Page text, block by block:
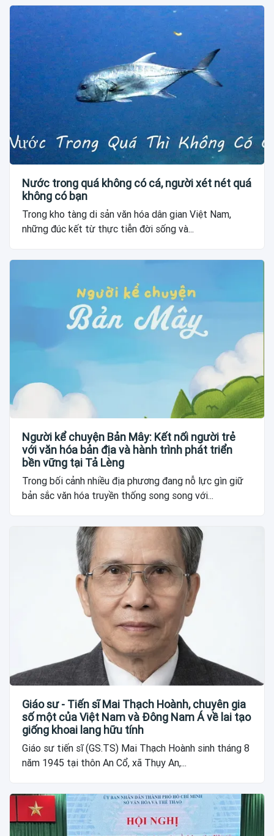
Nước trong quá không có cá, người xét nét quá
không có bạn
Trong kho tàng di sản văn hóa dân gian Việt Nam,
những đúc kết từ thực tiễn đời sống và...
Người kể chuyện Bản Mây: Kết nối người trẻ
với văn hóa bản địa và hành trình phát triển
bền vững tại Tả Lèng
Trong bối cảnh nhiều địa phương đang nỗ lực gìn giữ
bản sắc văn hóa truyền thống song song với...
Giáo sư - Tiến sĩ Mai Thạch Hoành, chuyên gia
số một của Việt Nam và Đông Nam Á về lai tạo
giống khoai lang hữu tính
Giáo sư tiến sĩ (GS.TS) Mai Thạch Hoành sinh tháng 8
năm 1945 tại thôn An Cổ, xã Thụy An,...